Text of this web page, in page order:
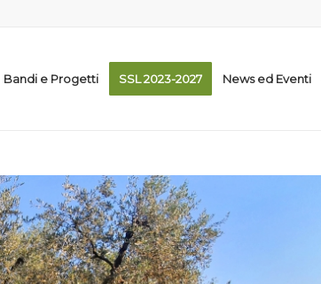
Bandi e Progetti SSL 2023-2027 News ed Eventi